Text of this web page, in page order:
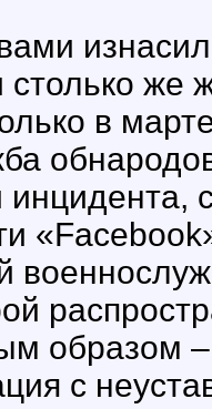
столько же
в
образом
с